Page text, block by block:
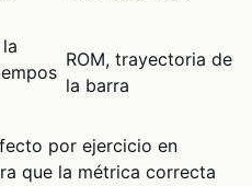
ROM, trayectoria de
la barra
por ejercicio en
que la métrica correcta